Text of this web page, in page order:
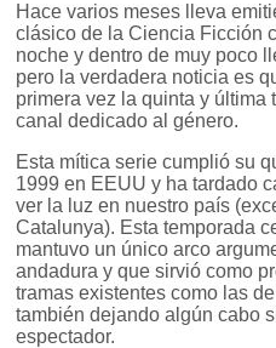
Hace varios meses lleva
clásico de la Ciencia Ficción
noche y dentro de muy poco
pero la verdadera noticia es
primera vez la quinta y última
canal dedicado al género.
Esta mítica serie cumplió su
1999 en EEUU y ha tardado
ver la luz en nuestro país
Catalunya). Esta temporada
mantuvo un único arco
andadura y que sirvió como
tramas existentes como las
también dejando algún cabo
espectador.